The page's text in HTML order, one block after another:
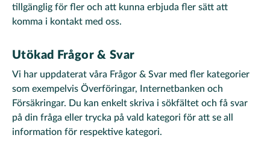
tillgänglig för fler och att kunna erbjuda fler sätt att
komma i kontakt med oss.
Utökad Frågor & Svar
Vi har uppdaterat våra Frågor & Svar med fler kategorier
som exempelvis Överföringar, Internetbanken och
Försäkringar. Du kan enkelt skriva i sökfältet och få svar
på din fråga eller trycka på vald kategori för att se all
information för respektive kategori.